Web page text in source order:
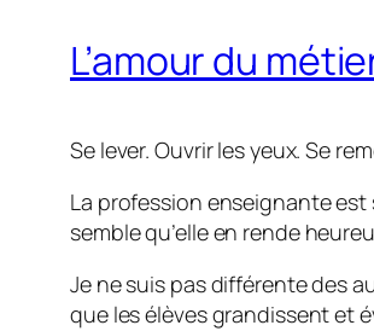
L’amour du
Se lever. Ouvrir les yeux. Se
La profession enseignante est
semble qu’elle en rende
Je ne suis pas différente des
que les élèves grandissent et